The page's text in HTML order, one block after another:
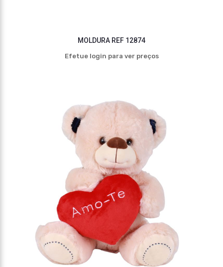
MOLDURA REF 12874
Efetue login para ver preços